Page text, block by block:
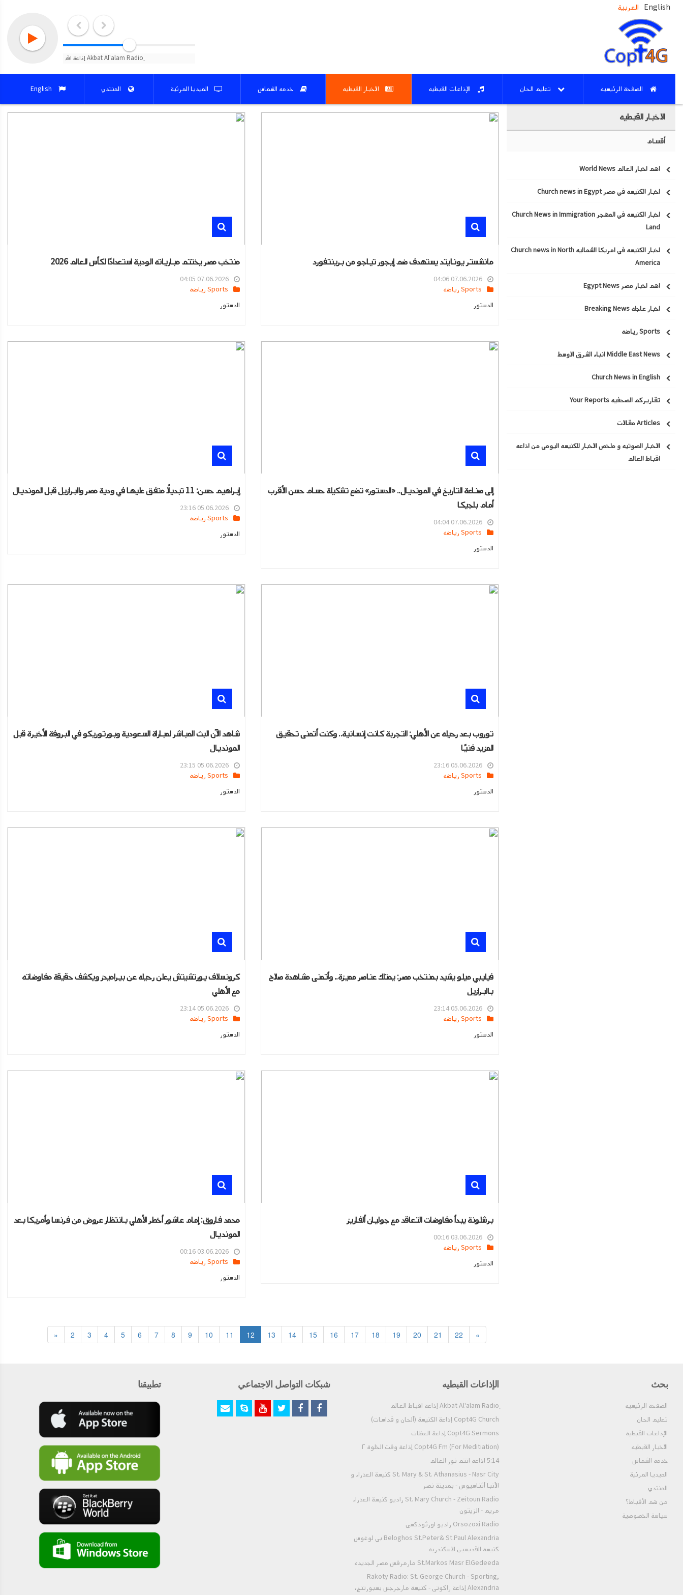
English العربية
ِAkbat Al'alam Radio إذاعة اقباط العالم
الصفحة الرئيسيه تعليم الحان الإذاعات القبطيه الاخبار القبطيه خدمه الشماس الميديا المرئية المنتدي English
الاخبار القبطيه
أقسام
اهم اخبار العالم World News
اخبار الكنيسه في مصر Church news in Egypt
اخبار الكنيسه في المهجر Church News in Immigration
Land
اخبار الكنيسه في امريكا الشماليه Church news in North
America
اهم اخبار مصر Egypt News
اخبار عاجله Breaking News
Sports رياضه
Middle East News انباء الشرق الاوسط
Church News in English
تقاريركم الصحفيه Your Reports
Articles مقالات
الاخبار الصوتيه و ملخص الاخبار للكنيسه اليومي من اذاعه
اقباط العالم
مانشستر يونايتد يستهدف ضم إيجور تياجو من برينتفورد
07.06.2026 04:06
Sports رياضه
الدستور
منتخب مصر يختتم مبارياته الودية استعدادًا لكأس العالم 2026
07.06.2026 04:05
Sports رياضه
الدستور
إلى صناعة التاريخ في المونديال.. «الدستور» تضع تشكيلة حسام حسن الأقرب
أمام بلجيكا
07.06.2026 04:04
Sports رياضه
الدستور
إبراهيم حسن: 11 تبديلًا متفق عليها في ودية مصر والبرازيل قبل المونديال
05.06.2026 23:16
Sports رياضه
الدستور
توروب بعد رحيله عن الأهلي: التجربة كانت إنسانية.. وكنت أتمنى تحقيق
المزيد فنيًا
05.06.2026 23:16
Sports رياضه
الدستور
شاهد الآن البث المباشر لمباراة السعودية وبورتوريكو في البروفة الأخيرة قبل
المونديال
05.06.2026 23:15
Sports رياضه
الدستور
فيليبي ميلو يشيد بمنتخب مصر: يمتلك عناصر مميزة.. وأتمنى مشاهدة صلاح
بالبرازيل
05.06.2026 23:14
Sports رياضه
الدستور
كرونسلاف يورتشيتش يعلن رحيله عن بيراميدز ويكشف حقيقة مفاوضاته
مع الأهلي
05.06.2026 23:14
Sports رياضه
الدستور
برشلونة يبدأ مفاوضات التعاقد مع جوليان ألفاريز
03.06.2026 00:16
Sports رياضه
الدستور
محمد فاروق: إمام عاشور أخطر الأهلي بانتظار عروض من فرنسا وأمريكا بعد
المونديال
03.06.2026 00:16
Sports رياضه
الدستور
« 2 3 4 5 6 7 8 9 10 11 12 13 14 15 16 17 18 19 20 21 22 »
بحث
الصفحة الرئيسيه
تعليم الحان
الإذاعات القبطيه
الاخبار القبطيه
خدمه الشماس
الميديا المرئية
المنتدي
من هم الأقباط؟‎
سياسة الخصوصية
الإذاعات القبطيه
Copt4G Church إذاعة الكنيسة (ألحان و قداسات)
Copt4G Sermons إذاعة العظات
Copt4G Fm (For Meditiation) إذاعة وقت الخلوة ٢
5:14 اذاعه انتم نور العالم
St. Mary & St. Athanasius - Nasr City كنيسة العذراء و
الأنبا أثناسيوس - بمدينة نصر
St. Mary Church - Zeitoun Radio راديو كنيسة العذراء
مريم - الزيتون
Orsozoxi Radio راديو اورثوذكسى
Beloghos St.Peter& St.Paul Alexandria بي لوغوس
كنيسه القديسين الاسكندريه
St.Markos Masr ElGedeeda مارمرقس مصر الجديده
Rakoty Radio: St. George Church - Sporting,
Alexandria إذاعة راكوتى - كنيسة مارجرجس بسبورتنج،
شبكات التواصل الاجتماعي تطبيقنا